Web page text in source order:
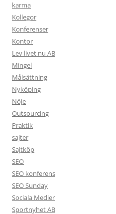
karma
Kollegor
Konferenser
Kontor
Lev livet nu AB
Mingel
Målsättning
Nyköping
Nöje
Outsourcing
Praktik
sajter
Sajtköp
SEO
SEO konferens
SEO Sunday
Sociala Medier
Sportnyhet AB